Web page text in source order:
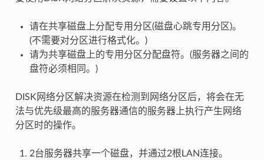
请在共享磁盘上分配专用分区(磁盘心跳专用分区)。
(不需要对分区进行格式化。)
请为共享磁盘上的专用分区分配盘符。(服务器之间的
盘符必须相同。)
DISK网络分区解决资源在检测到网络分区后，将会在无
法与优先级最高的服务器通信的服务器上执行产生网络
分区时的操作。
2台服务器共享一个磁盘，并通过2根LAN连接。